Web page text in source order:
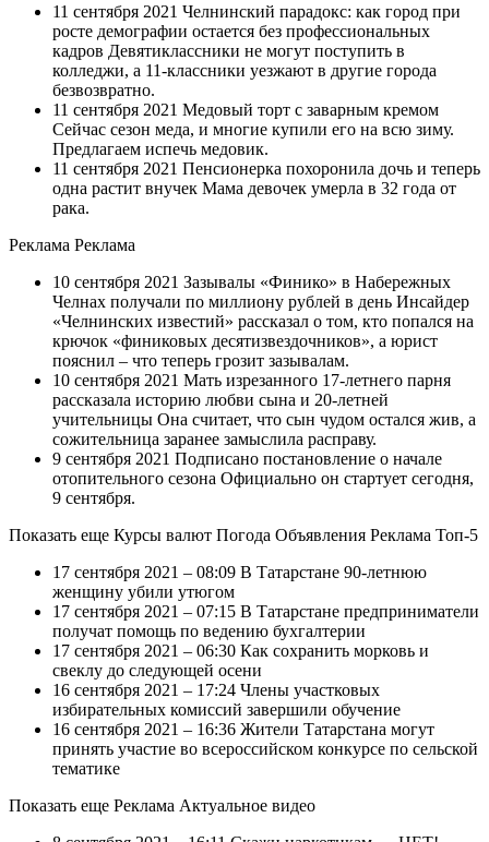
11 сентября 2021 Челнинский парадокс: как город при
росте демографии остается без профессиональных
кадров Девятиклассники не могут поступить в
колледжи, а 11-классники уезжают в другие города
безвозвратно.
11 сентября 2021 Медовый торт с заварным кремом
Сейчас сезон меда, и многие купили его на всю зиму.
Предлагаем испечь медовик.
11 сентября 2021 Пенсионерка похоронила дочь и теперь
одна растит внучек Мама девочек умерла в 32 года от
рака.
Реклама Реклама
10 сентября 2021 Зазывалы «Финико» в Набережных
Челнах получали по миллиону рублей в день Инсайдер
«Челнинских известий» рассказал о том, кто попался на
крючок «финиковых десятизвездочников», а юрист
пояснил – что теперь грозит зазывалам.
10 сентября 2021 Мать изрезанного 17-летнего парня
рассказала историю любви сына и 20-летней
учительницы Она считает, что сын чудом остался жив, а
сожительница заранее замыслила расправу.
9 сентября 2021 Подписано постановление о начале
отопительного сезона Официально он стартует сегодня,
9 сентября.
Показать еще Курсы валют Погода Объявления Реклама Топ-5
17 сентября 2021 – 08:09 В Татарстане 90-летнюю
женщину убили утюгом
17 сентября 2021 – 07:15 В Татарстане предприниматели
получат помощь по ведению бухгалтерии
17 сентября 2021 – 06:30 Как сохранить морковь и
свеклу до следующей осени
16 сентября 2021 – 17:24 Члены участковых
избирательных комиссий завершили обучение
16 сентября 2021 – 16:36 Жители Татарстана могут
принять участие во всероссийском конкурсе по сельской
тематике
Показать еще Реклама Актуальное видео